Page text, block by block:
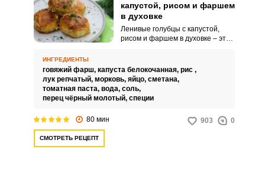
капустой, рисом и фаршем
в духовке
Ленивые голубцы с капустой,
рисом и фаршем в духовке – это
рис и капуста не заворачиваются
в капустные листья, а
смешиваются и запекаются в
духовке. Ленивые голубцы
классические голубцы, так как не
требуется время на
ИНГРЕДИЕНТЫ
говяжий фарш, капуста белокочанная, рис ,
лук репчатый, морковь, яйцо, сметана,
томатная паста, вода, соль,
перец чёрный молотый, специи
80 мин 903 0
СМОТРЕТЬ РЕЦЕПТ